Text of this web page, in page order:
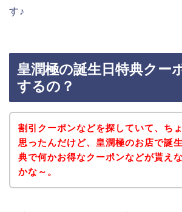
す♪
皇潤極の誕生日特典クー
するの？
割引クーポンなどを探していて、ち
思ったんだけど、皇潤極のお店で誕
典で何かお得なクーポンなどが貰え
かな～。